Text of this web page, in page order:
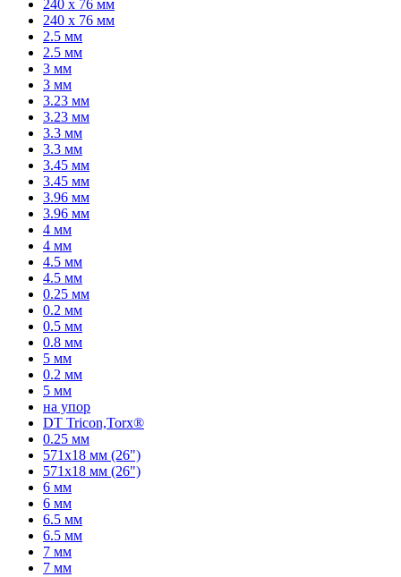
240 x 76 мм
240 x 76 мм
2.5 мм
2.5 мм
3 мм
3 мм
3.23 мм
3.23 мм
3.3 мм
3.3 мм
3.45 мм
3.45 мм
3.96 мм
3.96 мм
4 мм
4 мм
4.5 мм
4.5 мм
0.25 мм
0.2 мм
0.5 мм
0.8 мм
5 мм
0.2 мм
5 мм
на упор
DT Tricon,Torx®
0.25 мм
571x18 мм (26")
571x18 мм (26")
6 мм
6 мм
6.5 мм
6.5 мм
7 мм
7 мм